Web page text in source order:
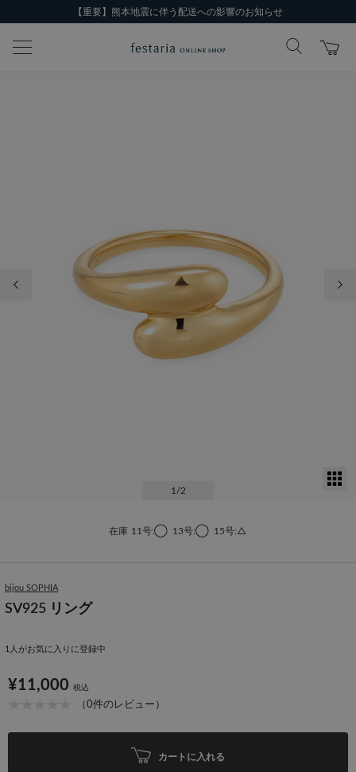
【重要】熊本地震に伴う配送への影響のお知らせ
1 /2
在庫 11号:◯ 13号:◯ 15号:△
bijou SOPHIA
SV925 リング
1 人がお気に入りに登録中
¥11,000 税込
（0件のレビュー）
カートに入れる